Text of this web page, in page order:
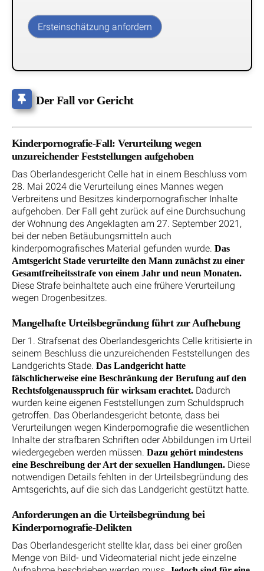
Ersteinschätzung anfordern
Der Fall vor Gericht
Kinderpornografie-Fall: Verurteilung wegen
unzureichender Feststellungen aufgehoben
Das Oberlandesgericht Celle hat in einem Beschluss vom
28. Mai 2024 die Verurteilung eines Mannes wegen
Verbreitens und Besitzes kinderpornografischer Inhalte
aufgehoben. Der Fall geht zurück auf eine Durchsuchung
der Wohnung des Angeklagten am 27. September 2021,
bei der neben Betäubungsmitteln auch
kinderpornografisches Material gefunden wurde. Das
Amtsgericht Stade verurteilte den Mann zunächst zu einer
Gesamtfreiheitsstrafe von einem Jahr und neun Monaten.
Diese Strafe beinhaltete auch eine frühere Verurteilung
wegen Drogenbesitzes.
Mangelhafte Urteilsbegründung führt zur Aufhebung
Der 1. Strafsenat des Oberlandesgerichts Celle kritisierte in
seinem Beschluss die unzureichenden Feststellungen des
Landgerichts Stade. Das Landgericht hatte
fälschlicherweise eine Beschränkung der Berufung auf den
Rechtsfolgenausspruch für wirksam erachtet. Dadurch
wurden keine eigenen Feststellungen zum Schuldspruch
getroffen. Das Oberlandesgericht betonte, dass bei
Verurteilungen wegen Kinderpornografie die wesentlichen
Inhalte der strafbaren Schriften oder Abbildungen im Urteil
wiedergegeben werden müssen. Dazu gehört mindestens
eine Beschreibung der Art der sexuellen Handlungen. Diese
notwendigen Details fehlten in der Urteilsbegründung des
Amtsgerichts, auf die sich das Landgericht gestützt hatte.
Anforderungen an die Urteilsbegründung bei
Kinderpornografie-Delikten
Das Oberlandesgericht stellte klar, dass bei einer großen
Menge von Bild- und Videomaterial nicht jede einzelne